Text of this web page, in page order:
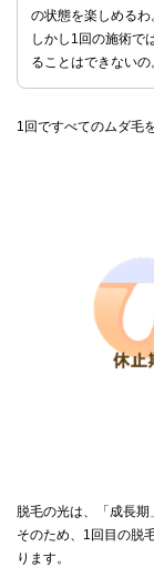
の状態を楽しめるわ
しかし1回の施術で
ることはできないの
1回ですべてのムダ毛
脱毛の光は、「成長期
そのため、1回目の脱
ります。